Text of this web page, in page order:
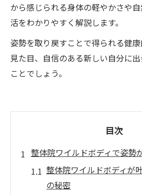
から感じられる身体の軽やかさや
活をわかりやすく解説します。
姿勢を取り戻すことで得られる健
見た目、自信のある新しい自分に
ことでしょう。
目次
整体院ワイルドボディで姿勢
整体院ワイルドボディが
の秘密